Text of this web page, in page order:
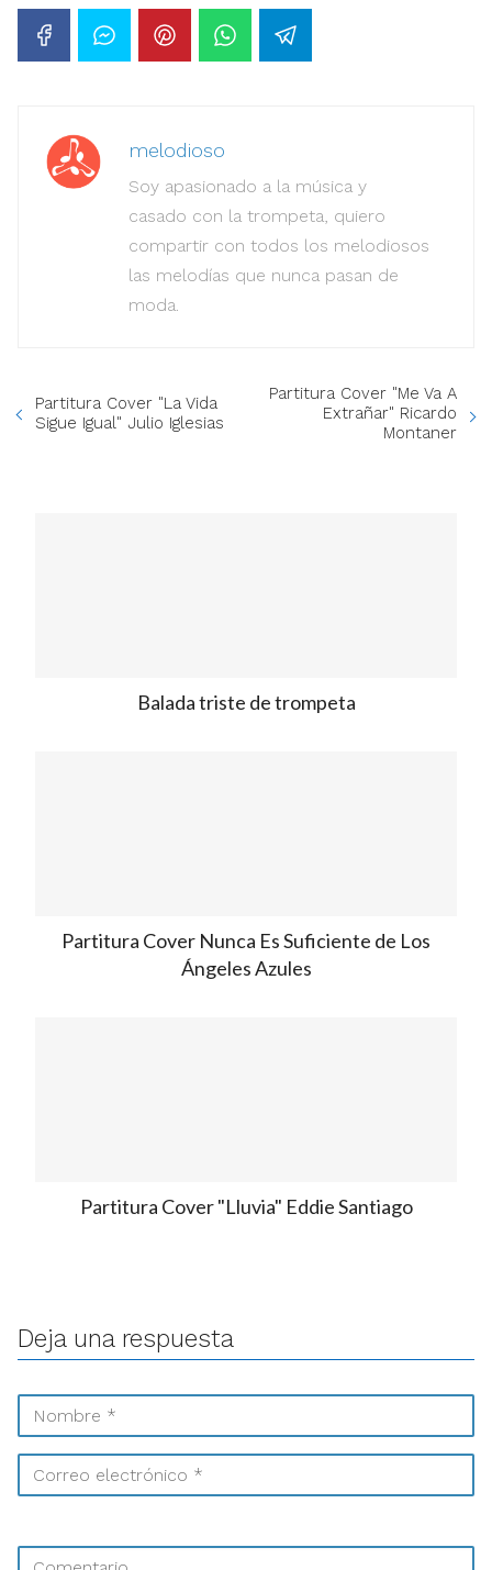
melodioso
Soy apasionado a la música y
casado con la trompeta, quiero
compartir con todos los melodiosos
las melodías que nunca pasan de
moda.
Partitura Cover "La Vida
Sigue Igual" Julio Iglesias
Partitura Cover "Me Va A
Extrañar" Ricardo
Montaner
Balada triste de trompeta
Partitura Cover Nunca Es Suficiente de Los
Ángeles Azules
Partitura Cover "Lluvia" Eddie Santiago
Deja una respuesta